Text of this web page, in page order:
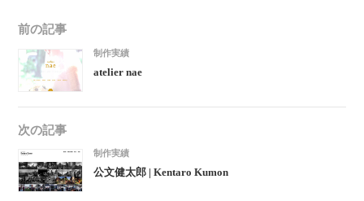
前の記事
制作実績
atelier nae
次の記事
制作実績
公文健太郎 | Kentaro Kumon